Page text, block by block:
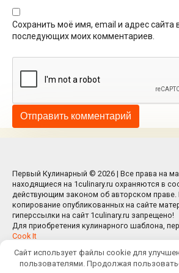
Сохранить моё имя, email и адрес сайта
последующих моих комментариев.
Первый Кулинарный © 2026 | Все права на
находящиеся на 1culinary.ru охраняются в
действующим законом об авторском праве.
копирование опубликованных на сайте
гиперссылки на сайт 1culinary.ru запрещено!
Для приобретения кулинарного шаблона,
Cook It
Сайт использует файлы cookie для
пользователями. Продолжая